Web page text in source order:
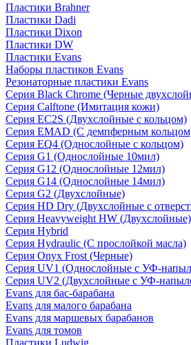
Пластики Brahner
Пластики Dadi
Пластики Dixon
Пластики DW
Пластики Evans
Наборы пластиков Evans
Резонаторные пластики Evans
Серия Black Chrome (Черные
Серия Calftone (Имитация кожи)
Серия EC2S (Двухслойные с кольцом)
Серия EMAD (С демпферным
Серия EQ4 (Однослойные с кольцом)
Серия G1 (Однослойные 10мил)
Серия G12 (Однослойные 12мил)
Серия G14 (Однослойные 14мил)
Серия G2 (Двухслойные)
Серия HD Dry (Двухслойные с
Серия Heavyweight HW (Двухслойные)
Серия Hybrid
Серия Hydraulic (С прослойкой масла)
Серия Onyx Frost (Черные)
Серия UV1 (Однослойные с УФ-
Серия UV2 (Двухслойные с УФ-
Evans для бас-барабана
Evans для малого барабана
Evans для маршевых барабанов
Evans для томов
Пластики Ludwig